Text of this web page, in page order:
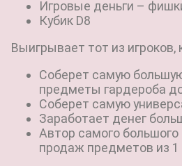
Игровые деньги –
Кубик D8
Выигрывает тот из игроков,
Соберет самую
предметы гардероба
Соберет самую
Заработает денег
Автор самого
продаж предметов из 1